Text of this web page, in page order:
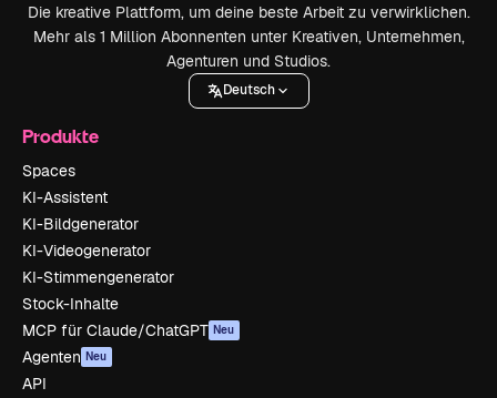
Die kreative Plattform, um deine beste Arbeit zu verwirklichen.
Mehr als 1 Million Abonnenten unter Kreativen, Unternehmen,
Agenturen und Studios.
Deutsch
Produkte
Spaces
KI-Assistent
KI-Bildgenerator
KI-Videogenerator
KI-Stimmengenerator
Stock-Inhalte
MCP für Claude/ChatGPT Neu
Agenten Neu
API